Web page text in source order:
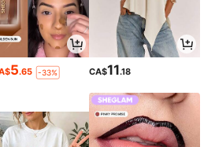
5.65 -33% CA$11.18